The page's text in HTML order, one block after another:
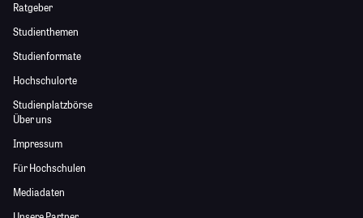
Ratgeber
Studienthemen
Studienformate
Hochschulorte
Studienplatzbörse
Über uns
Impressum
Für Hochschulen
Mediadaten